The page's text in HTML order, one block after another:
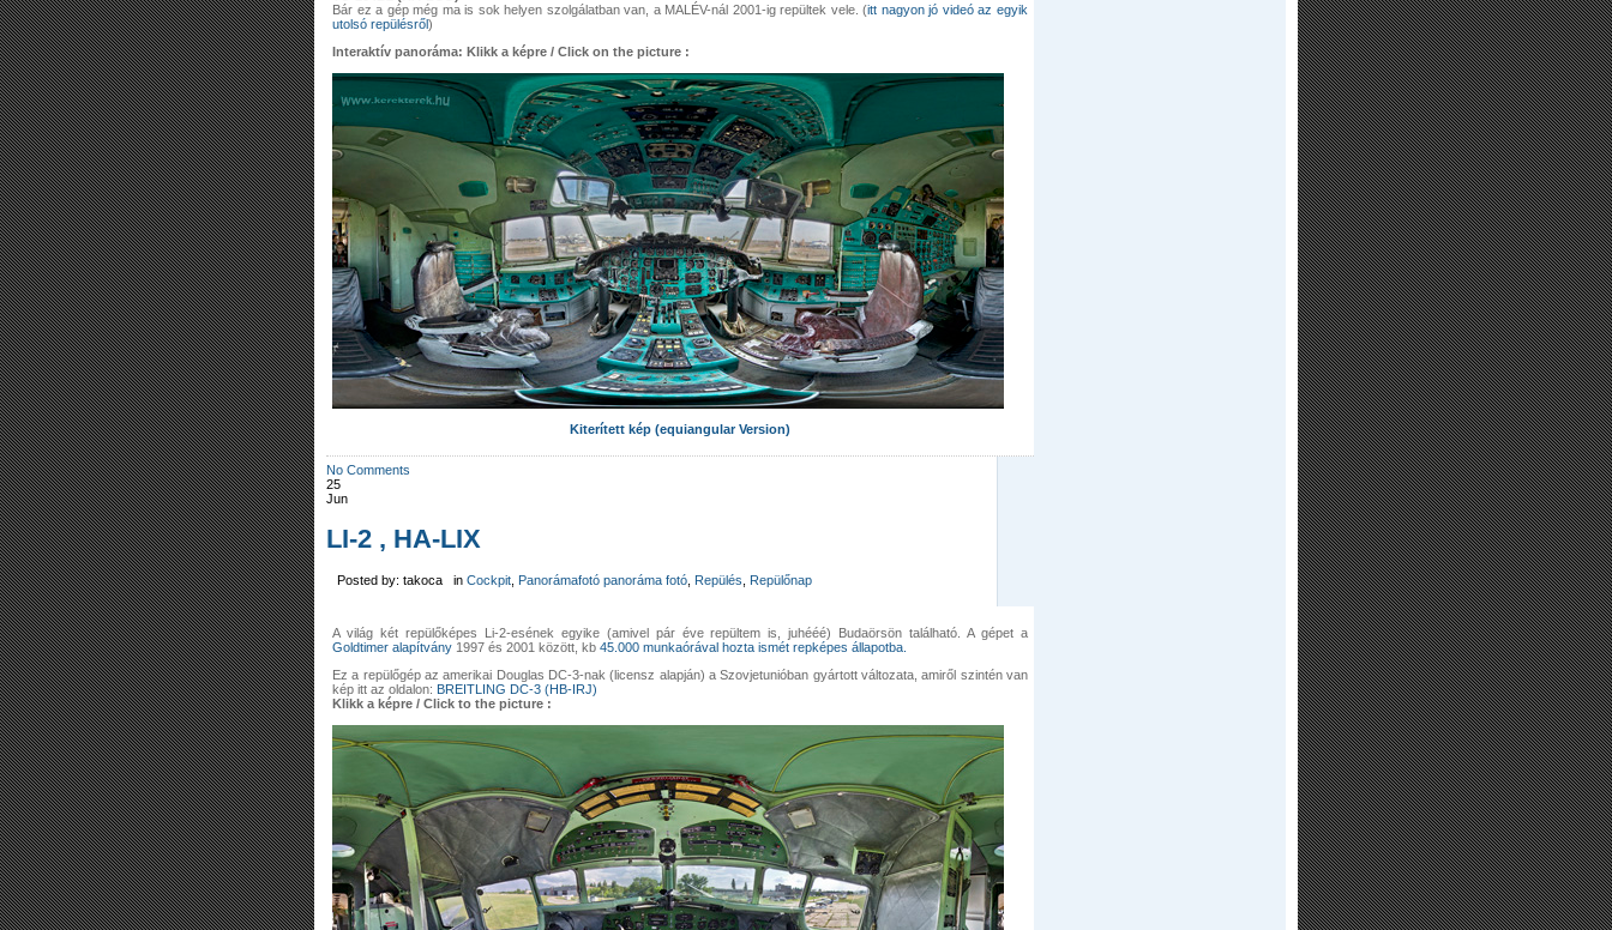
Bár ez a gép még ma is sok helyen szolgálatban van, a MALÉV-nál 2001-ig repültek vele. (itt nagyon jó videó az egyik
utolsó repülésről)
Interaktív panoráma: Klikk a képre / Click on the picture :
Kiterített kép (equiangular Version)
No Comments
25
Jun
LI-2 , HA-LIX
Posted by: takoca in Cockpit Panorámafotó panoráma fotó Repülés Repülőnap
A világ két repülőképes Li-2-esének egyike (amivel pár éve repültem is, juhééé) Budaörsön található. A gépet a
Goldtimer alapítvány 1997 és 2001 között, kb 45.000 munkaórával hozta ismét repképes állapotba.
Ez a repülőgép az amerikai Douglas DC-3-nak (licensz alapján) a Szovjetunióban gyártott változata, amiről szintén van
kép itt az oldalon: BREITLING DC-3 (HB-IRJ)
Klikk a képre / Click to the picture :